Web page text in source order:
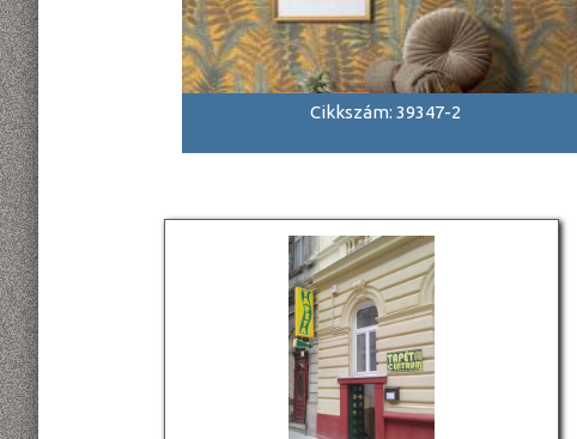
Cikkszám: 39347-2